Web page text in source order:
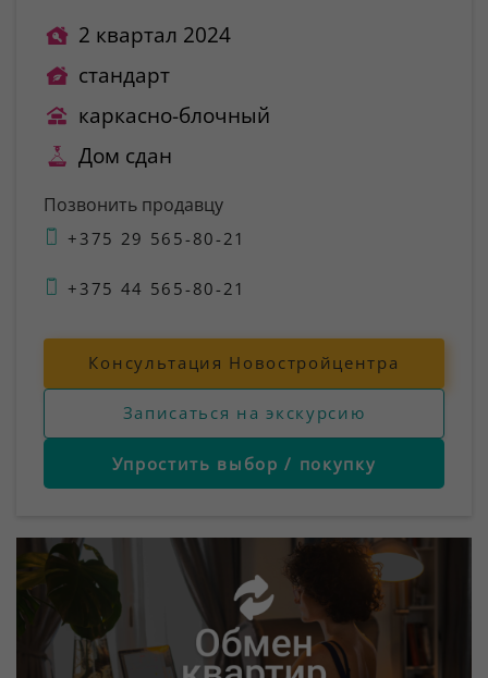
2 квартал 2024
стандарт
каркасно-блочный
Дом сдан
Позвонить продавцу
+375 29 565-80-21
+375 44 565-80-21
Консультация Новостройцентра
Записаться на экскурсию
Упростить выбор / покупку